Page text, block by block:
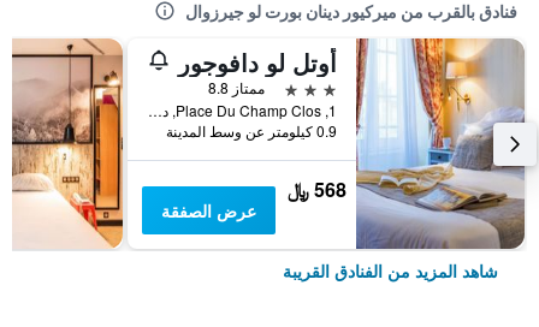
فنادق بالقرب من ميركيور دينان بورت لو جيرزوال
أوتل لو دافوجور
3 نجوم
ممتاز 8.8
1, Place Du Champ Clos, دينان, منطقة بريتاني, فرنسا
0.9 كيلومتر عن وسط المدينة
568 ﷼
عرض الصفقة
شاهد المزيد من الفنادق القريبة